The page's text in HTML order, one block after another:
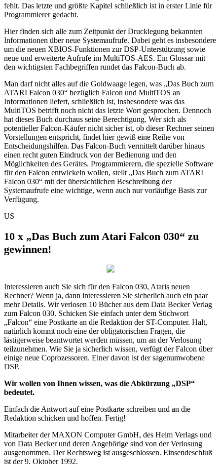
fehlt. Das letzte und größte Kapitel schließlich ist in erster Linie für
Programmierer gedacht.
Hier finden sich alle zum Zeitpunkt der Drucklegung bekannten
Informationen über neue Systemaufrufe. Dabei geht es insbesondere
um die neuen XBIOS-Funktionen zur DSP-Unterstützung sowie
neue und erweiterte Aufrufe im MultiTOS-AES. Ein Glossar mit
den wichtigsten Fachbegriffen rundet das Falcon-Buch ab.
Man darf nicht alles auf die Goldwaage legen, was „Das Buch zum
ATARI Falcon 030“ bezüglich Falcon und MultiTOS an
Informationen liefert, schließlich ist, insbesondere was das
MultiTOS betrifft noch nicht das letzte Wort gesprochen. Dennoch
hat dieses Buch durchaus seine Berechtigung. Wer sich als
potentieller Falcon-Käufer nicht sicher ist, ob dieser Rechner seinen
Vorstellungen entspricht, findet hier gewiß eine Reihe von
Entscheidungshilfen. Das Falcon-Buch vermittelt darüber hinaus
einen recht guten Eindruck von der Bedienung und den
Möglichkeiten des Gerätes. Programmierern, die spezielle Software
für den Falcon entwickeln wollen, stellt „Das Buch zum ATARI
Falcon 030“ mit der übersichtlichen Beschreibung der
Systemaufrufe eine wichtige, wenn auch nur vorläufige Basis zur
Verfügung.
US
10 x „Das Buch zum Atari Falcon 030“ zu
gewinnen!
Interessieren auch Sie sich für den Falcon 030, Ataris neuen
Rechner? Wenn ja, dann interessieren Sie sicherlich auch ein paar
mehr Details. Wir verlosen 10 Bücher aus dem Data Becker Verlag
zum Falcon 030. Schicken Sie einfach unter dem Stichwort
„Falcon“ eine Postkarte an die Redaktion der ST-Computer. Halt,
natürlich kommt noch eine der obligatorischen Fragen, die
lästigerweise beantwortet werden müssen, um an der Verlosung
teilzunehmen. Wie Sie ja sicherlich wissen, verfügt der Falcon über
einige neue Coprozessoren. Einer davon ist der sagenumwobene
DSP.
Wir wollen von Ihnen wissen, was die Abkürzung „DSP“
bedeutet.
Einfach die Antwort auf eine Postkarte schreiben und an die
Redaktion schicken und hoffen. Fertig!
Mitarbeiter der MAXON Computer GmbH, des Heim Verlags und
von Data Becker und deren Angehörige sind von der Verlosung
ausgenommen. Der Rechtsweg ist ausgeschlossen. Einsendeschluß
ist der 9. Oktober 1992.